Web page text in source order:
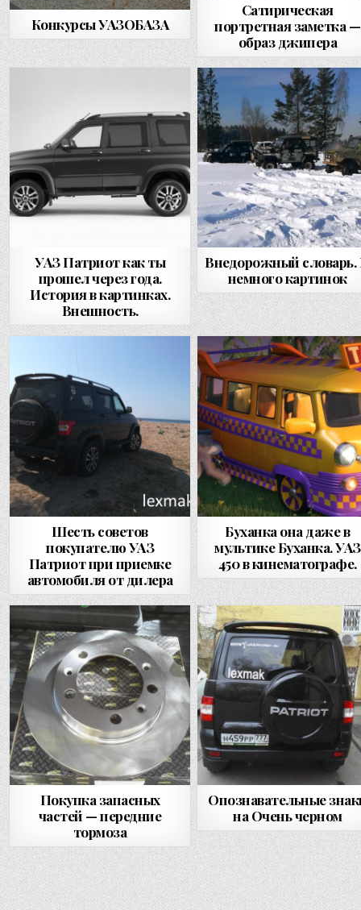
Конкурсы УАЗОБАЗА
Сатирическая
портретная заметка —
образ джипера
УАЗ Патриот как ты
прошел через года.
История в картинках.
Внешность.
Внедорожный
немного картинок
Шесть советов
покупателю УАЗ
Патриот при приемке
автомобиля от дилера
Буханка она даже в
мультике Буханка. УАЗ
450 в кинематографе.
Покупка запасных
частей — передние
тормоза
Опознавательные
на Очень черном